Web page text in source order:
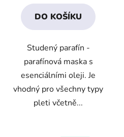
3,5
z
hvězdiček.
DO KOŠÍKU
Studený parafín -
parafínová maska s
esenciálními oleji. Je
vhodný pro všechny typy
pleti včetně...